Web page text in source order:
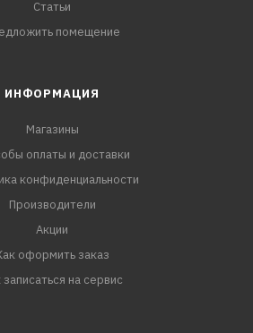
Статьи
помещение
ИНФОРМАЦИЯ
Магазины
оплаты и доставки
конфиденциальности
Производители
Акции
оформить заказ
записаться на сервис